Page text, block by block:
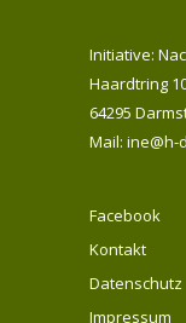
Initiative:
Haardtring
64295
Mail: ine@h-
Facebook
Kontakt
Datenschutz
Impressum